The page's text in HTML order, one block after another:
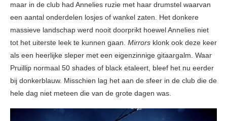
maar in de club had Annelies ruzie met haar drumstel waarvan
een aantal onderdelen losjes of wankel zaten. Het donkere
massieve landschap werd nooit doorprikt hoewel Annelies niet
tot het uiterste leek te kunnen gaan. Mirrors klonk ook deze keer
als een heerlijke sleper met een eigenzinnige gitaargalm. Waar
Pruillip normaal 50 shades of black etaleert, bleef het nu eerder
bij donkerblauw. Misschien lag het aan de sfeer in de club die de
hele dag niet meteen die van de grote dagen was.